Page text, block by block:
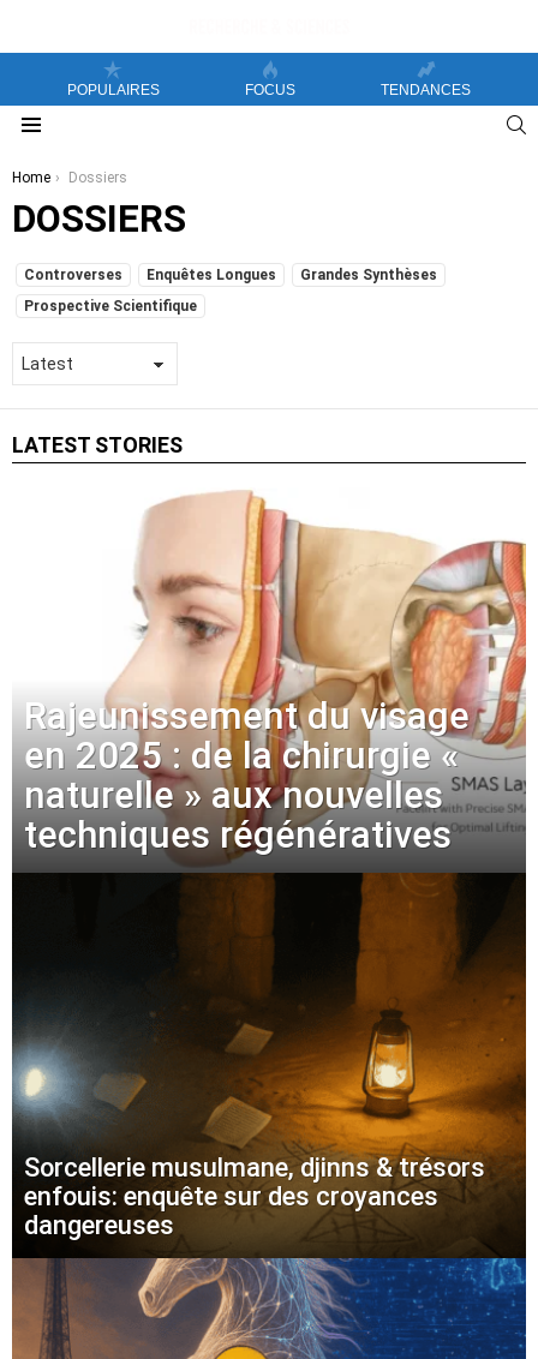
POPULAIRES FOCUS TENDANCES
You are here:
Home Dossiers
DOSSIERS
SUBTERMS
Controverses Enquêtes Longues
Grandes Synthèses
Prospective Scientifique
LATEST STORIES
Rajeunissement du visage
en 2025 : de la chirurgie «
naturelle » aux nouvelles
techniques régénératives
Sorcellerie musulmane, djinns & trésors
enfouis: enquête sur des croyances
dangereuses